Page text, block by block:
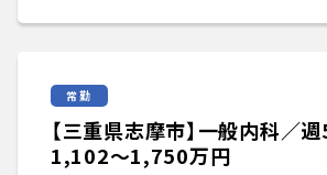
常勤
【三重県志摩市】一般内科／
1,102〜1,750万円